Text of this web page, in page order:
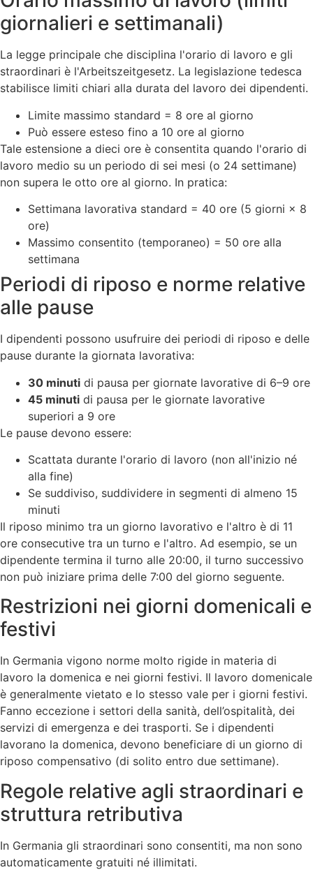
giornalieri e settimanali)
La legge principale che disciplina l'orario di lavoro e gli
straordinari è l'Arbeitszeitgesetz. La legislazione tedesca
stabilisce limiti chiari alla durata del lavoro dei dipendenti.
Limite massimo standard = 8 ore al giorno
Può essere esteso fino a 10 ore al giorno
Tale estensione a dieci ore è consentita quando l'orario di
lavoro medio su un periodo di sei mesi (o 24 settimane)
non supera le otto ore al giorno. In pratica:
Settimana lavorativa standard = 40 ore (5 giorni × 8
ore)
Massimo consentito (temporaneo) = 50 ore alla
settimana
Periodi di riposo e norme relative
alle pause
I dipendenti possono usufruire dei periodi di riposo e delle
pause durante la giornata lavorativa:
30 minuti di pausa per giornate lavorative di 6–9 ore
45 minuti di pausa per le giornate lavorative
superiori a 9 ore
Le pause devono essere:
Scattata durante l'orario di lavoro (non all'inizio né
alla fine)
Se suddiviso, suddividere in segmenti di almeno 15
minuti
Il riposo minimo tra un giorno lavorativo e l'altro è di 11
ore consecutive tra un turno e l'altro. Ad esempio, se un
dipendente termina il turno alle 20:00, il turno successivo
non può iniziare prima delle 7:00 del giorno seguente.
Restrizioni nei giorni domenicali e
festivi
In Germania vigono norme molto rigide in materia di
lavoro la domenica e nei giorni festivi. Il lavoro domenicale
è generalmente vietato e lo stesso vale per i giorni festivi.
Fanno eccezione i settori della sanità, dell’ospitalità, dei
servizi di emergenza e dei trasporti. Se i dipendenti
lavorano la domenica, devono beneficiare di un giorno di
riposo compensativo (di solito entro due settimane).
Regole relative agli straordinari e
struttura retributiva
In Germania gli straordinari sono consentiti, ma non sono
automaticamente gratuiti né illimitati.